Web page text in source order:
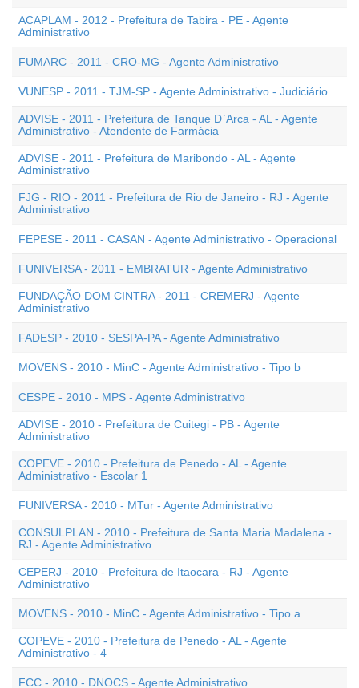
ACAPLAM - 2012 - Prefeitura de Tabira - PE - Agente
Administrativo
FUMARC - 2011 - CRO-MG - Agente Administrativo
VUNESP - 2011 - TJM-SP - Agente Administrativo - Judiciário
ADVISE - 2011 - Prefeitura de Tanque D`Arca - AL - Agente
Administrativo - Atendente de Farmácia
ADVISE - 2011 - Prefeitura de Maribondo - AL - Agente
Administrativo
FJG - RIO - 2011 - Prefeitura de Rio de Janeiro - RJ - Agente
Administrativo
FEPESE - 2011 - CASAN - Agente Administrativo - Operacional
FUNIVERSA - 2011 - EMBRATUR - Agente Administrativo
FUNDAÇÃO DOM CINTRA - 2011 - CREMERJ - Agente
Administrativo
FADESP - 2010 - SESPA-PA - Agente Administrativo
MOVENS - 2010 - MinC - Agente Administrativo - Tipo b
CESPE - 2010 - MPS - Agente Administrativo
ADVISE - 2010 - Prefeitura de Cuitegi - PB - Agente
Administrativo
COPEVE - 2010 - Prefeitura de Penedo - AL - Agente
Administrativo - Escolar 1
FUNIVERSA - 2010 - MTur - Agente Administrativo
CONSULPLAN - 2010 - Prefeitura de Santa Maria Madalena -
RJ - Agente Administrativo
CEPERJ - 2010 - Prefeitura de Itaocara - RJ - Agente
Administrativo
MOVENS - 2010 - MinC - Agente Administrativo - Tipo a
COPEVE - 2010 - Prefeitura de Penedo - AL - Agente
Administrativo - 4
FCC - 2010 - DNOCS - Agente Administrativo